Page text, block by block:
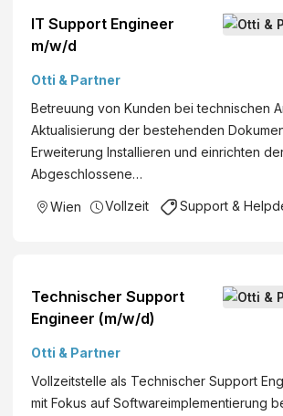
IT Support Engineer
m/w/d
Otti & Partner
Betreuung von Kunden bei technischen
Aktualisierung der bestehenden
Erweiterung Installieren und einrichten
Abgeschlossene…
Wien Vollzeit Support &
Technischer Support
Engineer (m/w/d)
Otti & Partner
Vollzeitstelle als Technischer Support
mit Fokus auf Softwareimplementierung